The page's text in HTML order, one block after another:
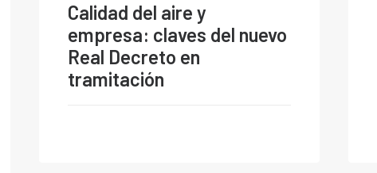
Calidad del aire y
empresa: claves del nuevo
Real Decreto en
tramitación